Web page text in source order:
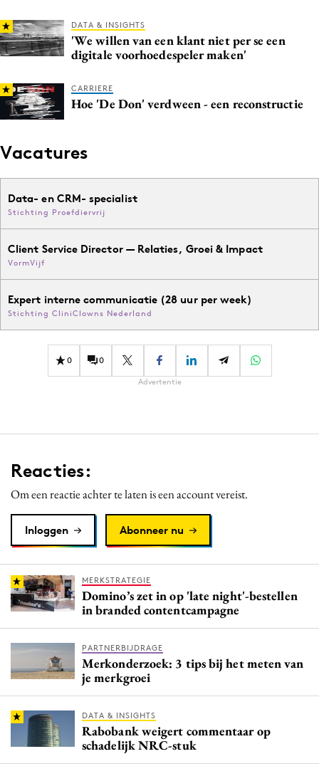
DATA & INSIGHTS
'We willen van een klant niet per se een
digitale voorhoedespeler maken'
CARRIERE
Hoe 'De Don' verdween - een reconstructie
Vacatures
Data- en CRM- specialist
Stichting Proefdiervrij
Client Service Director — Relaties, Groei & Impact
VormVijf
Expert interne communicatie (28 uur per week)
Stichting CliniClowns Nederland
0 0
Advertentie
Reacties:
Om een reactie achter te laten is een account vereist.
Inloggen Abonneer nu
MERKSTRATEGIE
Domino’s zet in op 'late night'-bestellen
in branded contentcampagne
PARTNERBIJDRAGE
Merkonderzoek: 3 tips bij het meten van
je merkgroei
DATA & INSIGHTS
Rabobank weigert commentaar op
schadelijk NRC-stuk